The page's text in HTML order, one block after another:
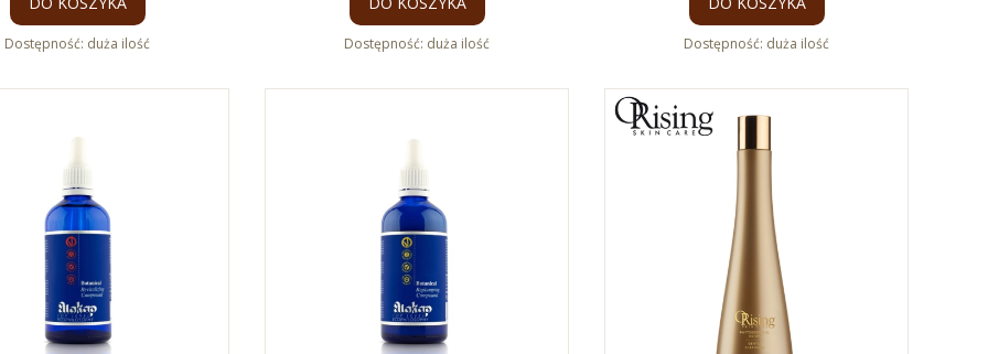
Dostępność: duża ilość Dostępność: duża ilość Dostępność: duża ilość